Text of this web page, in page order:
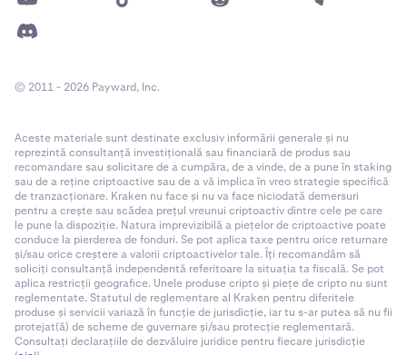
© 2011 - 2026 Payward, Inc.
Aceste materiale sunt destinate exclusiv informării generale și nu
reprezintă consultanță investițională sau financiară de produs sau
recomandare sau solicitare de a cumpăra, de a vinde, de a pune în staking
sau de a reține criptoactive sau de a vă implica în vreo strategie specifică
de tranzacționare. Kraken nu face și nu va face niciodată demersuri
pentru a crește sau scădea prețul vreunui criptoactiv dintre cele pe care
le pune la dispoziție. Natura imprevizibilă a piețelor de criptoactive poate
conduce la pierderea de fonduri. Se pot aplica taxe pentru orice returnare
și/sau orice creștere a valorii criptoactivelor tale. Îți recomandăm să
soliciți consultanță independentă referitoare la situația ta fiscală. Se pot
aplica restricții geografice. Unele produse cripto și piețe de cripto nu sunt
reglementate. Statutul de reglementare al Kraken pentru diferitele
produse și servicii variază în funcție de jurisdicție, iar tu s-ar putea să nu fii
protejat(ă) de scheme de guvernare și/sau protecție reglementară.
Consultați declarațiile de dezvăluire juridice pentru fiecare jurisdicție